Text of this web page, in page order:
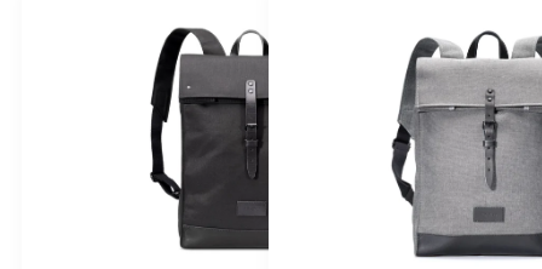
Alphabétiquement